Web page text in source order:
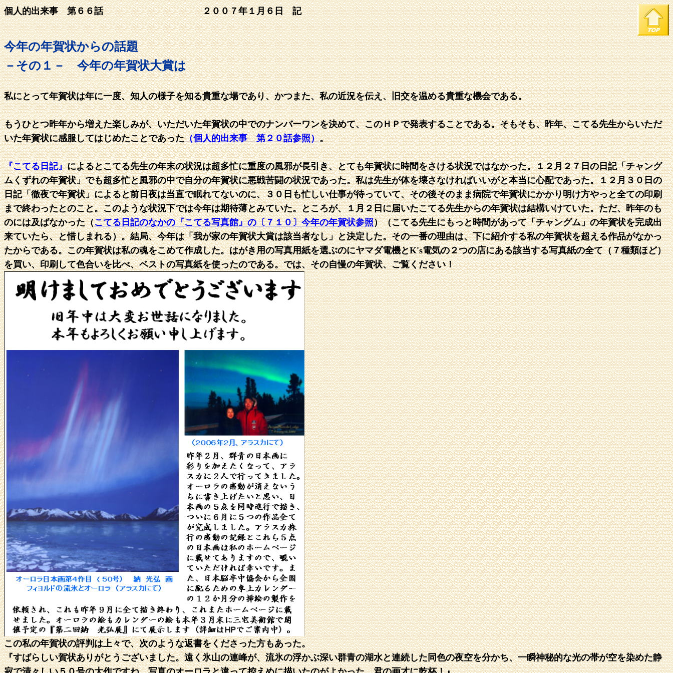
個人的出来事 第６６話 ２００７年１月６日 記
今年の年賀状からの話題
－その１－ 今年の年賀状大賞は
私にとって年賀状は年に一度、知人の様子を知る貴重な場であり、かつまた、私の近況を伝え、旧交を温める貴重な機会である。
もうひとつ昨年から増えた楽しみが、いただいた年賀状の中でのナンバーワンを決めて、このＨＰで発表することである。そもそも、昨年、こてる先生からいただ
いた年賀状に感服してはじめたことであった（個人的出来事 第２０話参照）。
『こてる日記』によるとこてる先生の年末の状況は超多忙に重度の風邪が長引き、とても年賀状に時間をさける状況ではなかった。１２月２７日の日記「チャング
ムくずれの年賀状」でも超多忙と風邪の中で自分の年賀状に悪戦苦闘の状況であった。私は先生が体を壊さなければいいがと本当に心配であった。１２月３０日の
日記「徹夜で年賀状」によると前日夜は当直で眠れてないのに、３０日も忙しい仕事が待っていて、その後そのまま病院で年賀状にかかり明け方やっと全ての印刷
まで終わったとのこと。このような状況下では今年は期待薄とみていた。ところが、１月２日に届いたこてる先生からの年賀状は結構いけていた。ただ、昨年のも
のには及ばなかった（こてる日記のなかの『こてる写真館』の〔７１０〕今年の年賀状参照）（こてる先生にもっと時間があって「チャングム」の年賀状を完成出
来ていたら、と惜しまれる）。結局、今年は「我が家の年賀状大賞は該当者なし」と決定した。その一番の理由は、下に紹介する私の年賀状を超える作品がなかっ
たからである。この年賀状は私の魂をこめて作成した。はがき用の写真用紙を選ぶのにヤマダ電機とK's電気の２つの店にある該当する写真紙の全て（７種類ほど）
を買い、印刷して色合いを比べ、ベストの写真紙を使ったのである。では、その自慢の年賀状、ご覧ください！
この私の年賀状の評判は上々で、次のような返書をくださった方もあった。
『すばらしい賀状ありがとうございました。遠く氷山の連峰が、流氷の浮かぶ深い群青の湖水と連続した同色の夜空を分かち、一瞬神秘的な光の帯が空を染めた静